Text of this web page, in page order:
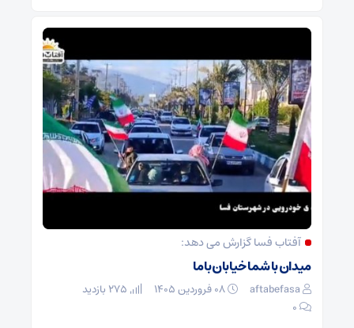
آفتاب فسا گزارش می دهد:
میدان با شما خیابان با ما
aftabefasa
۰